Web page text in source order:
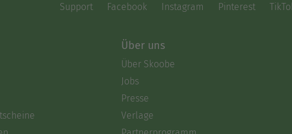
Support Facebook Instagram Pinterest
Über uns
Über Skoobe
Jobs
Presse
Verlage